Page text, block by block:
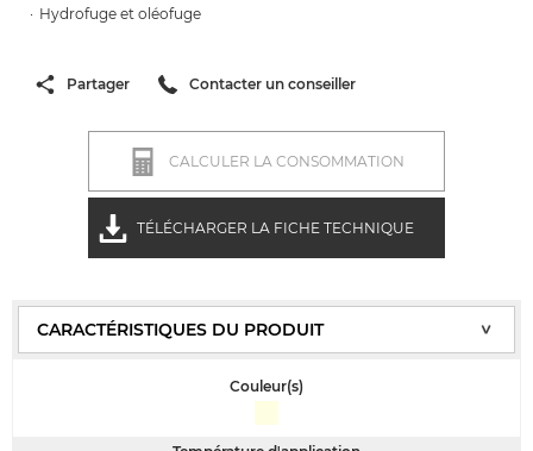
Hydrofuge et oléofuge
Partager Contacter un conseiller
CALCULER LA CONSOMMATION
TÉLÉCHARGER LA FICHE TECHNIQUE
Couleur(s)